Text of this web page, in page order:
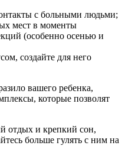
с больными людьми;
мест в моменты
(особенно осенью и
создайте для него
вашего ребенка,
которые позволят
отдых и крепкий сон,
больше гулять с ним на